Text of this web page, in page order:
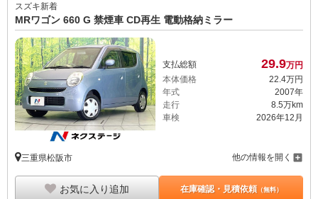
スズキ新着
MRワゴン 660 G 禁煙車 CD再生 電動格納ミラー
支払総額 29.9万円
本体価格
22. 4万円
年式
2007年
走行
8.5万km
車検
2026年12月
三重県松阪市 他の情報を開く
お気に入り追加 在庫確認・見積依頼（無料）